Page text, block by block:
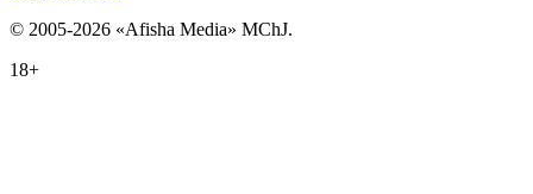
© 2005-2026 «Afisha Media» MChJ.
18+